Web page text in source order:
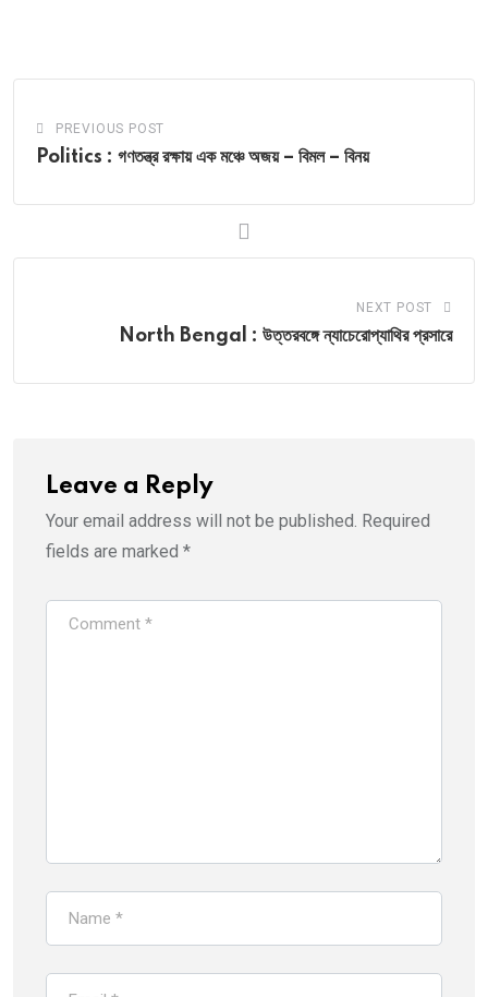
PREVIOUS POST
Politics : গণতন্ত্র রক্ষায় এক মঞ্চে অজয় – বিমল – বিনয়
NEXT POST
North Bengal : উত্তরবঙ্গে ন্যাচেরোপ্যাথির প্রসারে
Leave a Reply
Your email address will not be published. Required
fields are marked *